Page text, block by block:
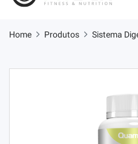
Home Produtos Sistema